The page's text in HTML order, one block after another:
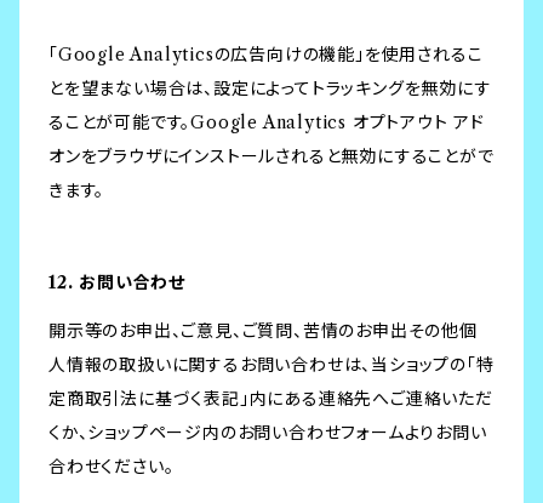
「Google Analyticsの広告向けの機能」を使用されるこ
とを望まない場合は、設定によってトラッキングを無効にす
ることが可能です。Google Analytics オプトアウト アド
オンをブラウザにインストールされると無効にすることがで
きます。
12. お問い合わせ
開示等のお申出、ご意見、ご質問、苦情のお申出その他個
人情報の取扱いに関するお問い合わせは、当ショップの「特
定商取引法に基づく表記」内にある連絡先へご連絡いただ
くか、ショップページ内のお問い合わせフォームよりお問い
合わせください。